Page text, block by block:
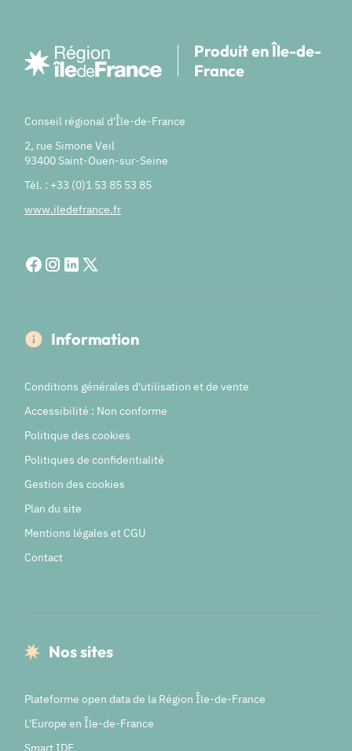
Produit en Île-de-
France
Conseil régional d'Île-de-France
2, rue Simone Veil
93400 Saint-Ouen-sur-Seine
Tél. : +33 (0)1 53 85 53 85
www.iledefrance.fr
Information
Conditions générales d'utilisation et de vente
Accessibilité : Non conforme
Politique des cookies
Politiques de confidentialité
Gestion des cookies
Plan du site
Mentions légales et CGU
Contact
Nos sites
Plateforme open data de la Région Île-de-France
L'Europe en Île-de-France
Smart IDF